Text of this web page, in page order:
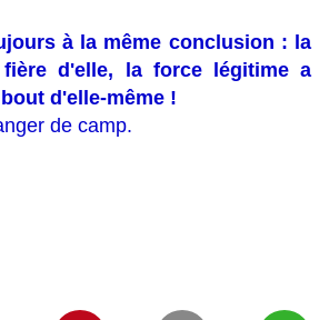
à la même conclusion : la
fière d'elle, la force légitime a
d'elle-même !
de camp.